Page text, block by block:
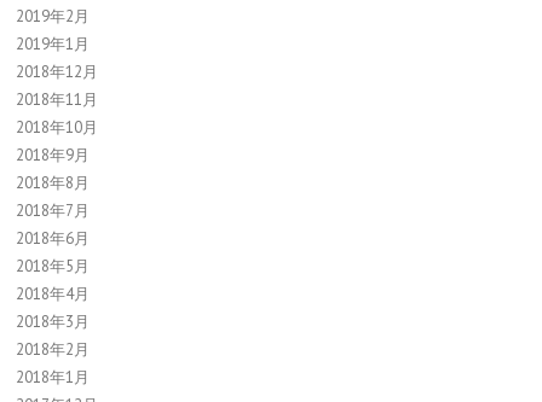
2019年2月
2019年1月
2018年12月
2018年11月
2018年10月
2018年9月
2018年8月
2018年7月
2018年6月
2018年5月
2018年4月
2018年3月
2018年2月
2018年1月